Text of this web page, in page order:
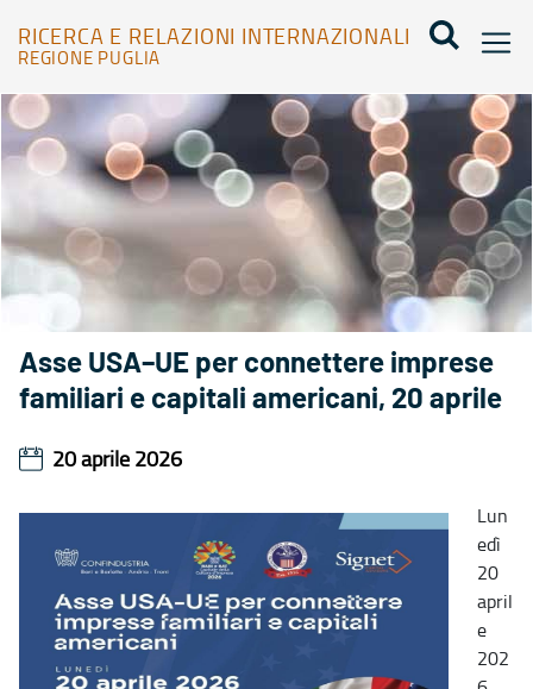
RICERCA E RELAZIONI INTERNAZIONALI
REGIONE PUGLIA
Agenda - Ricerca e relazioni internazionali
Asse USA–UE per connettere imprese
familiari e capitali americani, 20 aprile
20 aprile 2026
Lun
edì
20
april
e
202